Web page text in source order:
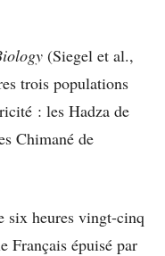
(Siegel et al.,
trois populations
: les Hadza de
Chimané de
six heures vingt-cinq
Français épuisé par